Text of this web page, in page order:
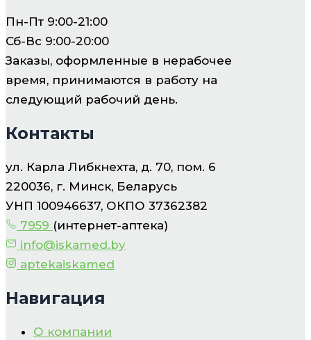
Пн-Пт 9:00-21:00
Сб-Вс 9:00-20:00
Заказы, оформленные в нерабочее
время, принимаются в работу на
следующий рабочий день.
Контакты
ул. Карла Либкнехта, д. 70, пом. 6
220036, г. Минск, Беларусь
УНП 100946637, ОКПО 37362382
7959 (интернет-аптека)
info@iskamed.by
aptekaiskamed
Навигация
О компании